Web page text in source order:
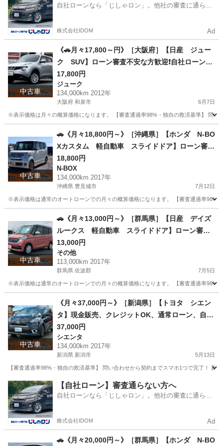
自社ローンなら「じしゃロン」。他社の審査に通らな
株式会社IDOM Ad
中古車
《🚗月々17,800～円》［大阪府］【日産 ジュー
ク SUV】ローン審査不安な方歓迎❗自社ローン対
応・頭金0円【オーシャンデザイン】
17,800円
ジューク
134,000km 2012年
大阪府 和泉市 6月7日
※表示価格は月々の概算価格になります。 【審査通過率98%・独自の救済基準】 問
ジューク 車両
中古車
🚗《月々18,800円～》［沖縄県］【ホンダ N-BO
Xカスタム 軽自動車 スライドドア】ローン審査
不安な方歓迎❗自社ローン対応・各種ローン対応・
頭金0円【オーシャンデザイン】
18,800円
N-BOX
134,000km 2017年
沖縄県 豊見城市 7月12日
※表示価格は通常のオートローンでの月々の概算価格になります。 【審査通過率98%
N-BOX ローン
中古車
🚗《月々13,000円～》［群馬県］【日産 デイズ
ルークス 軽自動車 スライドドア】ローン審査
不安な方歓迎❗自社ローン対応・各種ローン対応・
頭金0円【オーシャンデザイン】
13,000円
その他
113,000km 2017年
群馬県 佐波郡 7月5日
※表示価格は通常のオートローンでの月々の概算価格になります。 【審査通過率98%
その他 ローン
中古車
《月々37,000円～》［新潟県］【トヨタ シエン
タ】現金販売、クレジットOK、通常ローン、自社
ローン対応❗審査通過率98%【オーシャンデザイ
ン】
37,000円
シエンタ
134,000km 2017年
新潟県 新潟市 5月13日
【審査通過率98%・独自の救済基準】 問い合わせから契約までスマホ1つで完了！ 新
新潟 新潟市 シエンタ 車両
【自社ローン】審査通らない方へ
自社ローンなら「じしゃロン」。他社の審査に通らな
株式会社IDOM Ad
🚗《月々20,000円～》［群馬県］【ホンダ N-BO